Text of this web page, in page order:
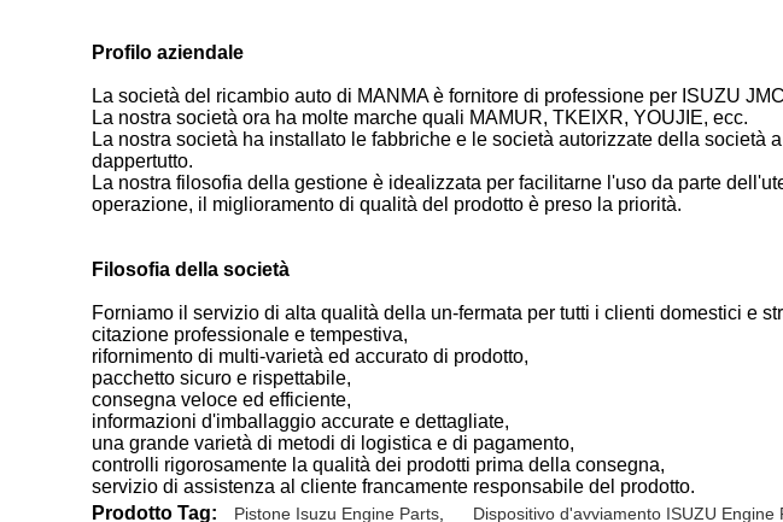
Profilo aziendale
La società del ricambio auto di MANMA è fornitore di professione per ISUZU
La nostra società ora ha molte marche quali MAMUR, TKEIXR, YOUJIE, ecc.
La nostra società ha installato le fabbriche e le società autorizzate della
dappertutto.
La nostra filosofia della gestione è idealizzata per facilitarne l'uso da parte
operazione, il miglioramento di qualità del prodotto è preso la priorità.
Filosofia della società
Forniamo il servizio di alta qualità della un-fermata per tutti i clienti domestici e
citazione professionale e tempestiva,
rifornimento di multi-varietà ed accurato di prodotto,
pacchetto sicuro e rispettabile,
consegna veloce ed efficiente,
informazioni d'imballaggio accurate e dettagliate,
una grande varietà di metodi di logistica e di pagamento,
controlli rigorosamente la qualità dei prodotti prima della consegna,
servizio di assistenza al cliente francamente responsabile del prodotto.
Prodotto Tag:
Pistone Isuzu Engine Parts Dispositivo d'avviamento ISUZU Engine